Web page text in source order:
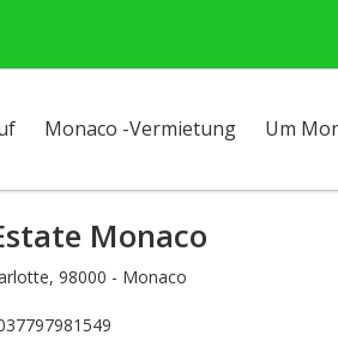
Monaco -Vermietung Um
Monaco
98000 - Monaco